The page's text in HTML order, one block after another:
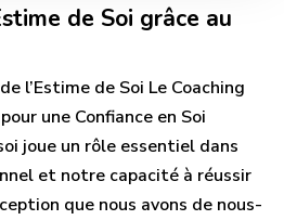
de Soi grâce au
l’Estime de Soi Le Coaching
une Confiance en Soi
joue un rôle essentiel dans
et notre capacité à réussir
que nous avons de nous-